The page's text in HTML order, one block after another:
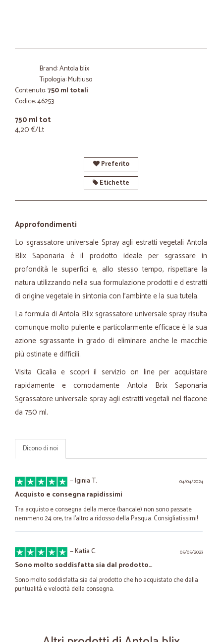
Brand: Antola blix
Tipologia: Multiuso
Contenuto:750 ml totali
Codice: 46253
750 ml tot
4,20 €/Lt
Preferito
Etichette
Approfondimenti
Lo sgrassatore universale Spray agli estratti vegetali Antola
Blix Saponaria è il prodotto ideale per sgrassare in
profondità le superfici e, allo stesso tempo, rispettare la
natura utilizzando nella sua formulazione prodotti e d estratti
di origine vegetale in sintonia con l'ambinte e la sua tutela.
La formula di Antola Blix sgrassatore universale spray risulta
comunque molto pulente e particolarmente efficace è la sua
azione sgrassante in grado di eliminare anche le macchie
più ostinate e difficili.
Visita Cicalia e scopri il servizio on line per acquistare
rapidamente e comodamente Antola Brix Saponaria
Sgrassatore universale spray agli estratti vegetali nel flacone
da 750 ml.
Dicono di noi
04/04/2024
—Iginia T.
Acquisto e consegna rapidissimi
Tra acquisto e consegna della merce (bancale) non sono passate
nemmeno 24 ore, tra l’altro a ridosso della Pasqua. Consigliatissimi!
05/05/2023
—Katia C.
Sono molto soddisfatta sia dal prodotto…
Sono molto soddisfatta sia dal prodotto che ho acquistato che dalla
puntualità e velocità della consegna.